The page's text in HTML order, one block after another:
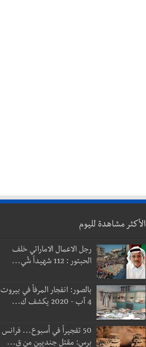
الأكثر مشاهدة لليوم
رجل الاعمال الاماراتي خلف
الحبتور : 112 شهيداً شُي...
بالصور: انفجار المرفأ في بيروت
4 آب - 2020 يكشف ك...
50 تفجيراً في أسبوع... فرانس
برس: مقتل جنديين من ق...